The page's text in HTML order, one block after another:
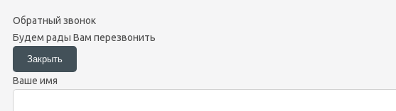
Обратный звонок
Будем рады Вам перезвонить
Ваше имя